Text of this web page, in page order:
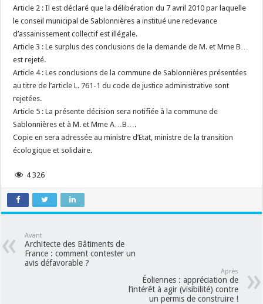
Article 2 : Il est déclaré que la délibération du 7 avril 2010 par laquelle
le conseil municipal de Sablonnières a institué une redevance
d’assainissement collectif est illégale.
Article 3 : Le surplus des conclusions de la demande de M. et Mme B…
est rejeté.
Article 4 : Les conclusions de la commune de Sablonnières présentées
au titre de l’article L. 761-1 du code de justice administrative sont
rejetées.
Article 5 : La présente décision sera notifiée à la commune de
Sablonnières et à M. et Mme A…B….
Copie en sera adressée au ministre d’Etat, ministre de la transition
écologique et solidaire.
4 326
Avant
Architecte des Bâtiments de
France : comment contester un
avis défavorable ?
Après
Éoliennes : appréciation de
l’intérêt à agir (visibilité) contre
un permis de construire !